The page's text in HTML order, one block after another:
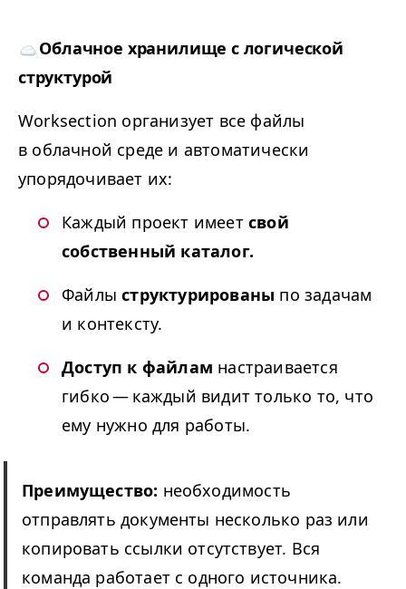
Облачное хранилище с логической
структурой
Work­sec­tion организует все файлы
в облачной среде и автоматически
упорядочивает их:
Каждый проект имеет свой
собственный каталог.
Файлыструктурированы по задачам
и контексту.
Доступ к файлам настраивается
гибко — каждый видит только то, что
ему нужно для работы.
Преимущество: необходимость
отправлять документы несколько раз или
копировать ссылки отсутствует. Вся
команда работает с одного источника.